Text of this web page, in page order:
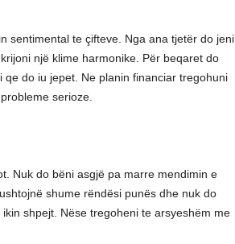
sentimental te çifteve. Nga ana tjetër do jeni
një klime harmonike. Për beqaret do
do iu jepet. Ne planin financiar tregohuni
serioze.
Nuk do bëni asgjë pa marre mendimin e
shume rëndësi punës dhe nuk do
shpejt. Nëse tregoheni te arsyeshëm me